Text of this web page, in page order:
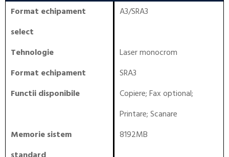
Format echipament
select
A3/SRA3
Tehnologie
Laser monocrom
Format echipament
SRA3
Functii disponibile
Copiere;Fax optional;
Printare;Scanare
Memorie sistem
8192MB